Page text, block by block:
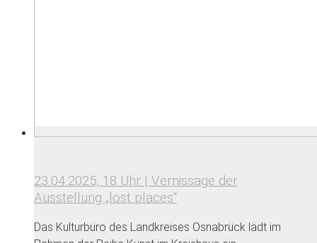
23.04.2025, 18 Uhr | Vernissage der
Ausstellung „lost places“
Das Kulturbüro des Landkreises Osnabrück lädt im